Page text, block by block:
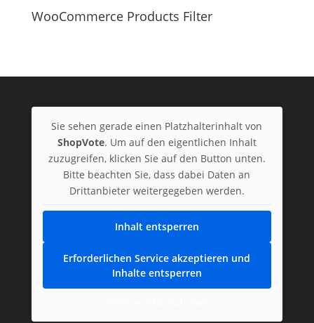
WooCommerce Products Filter
Sie sehen gerade einen Platzhalterinhalt von
ShopVote. Um auf den eigentlichen Inhalt
zuzugreifen, klicken Sie auf den Button unten.
Bitte beachten Sie, dass dabei Daten an
Drittanbieter weitergegeben werden.
Inhalt entsperren
Erforderlichen Service akzeptieren und
Inhalte entsperren